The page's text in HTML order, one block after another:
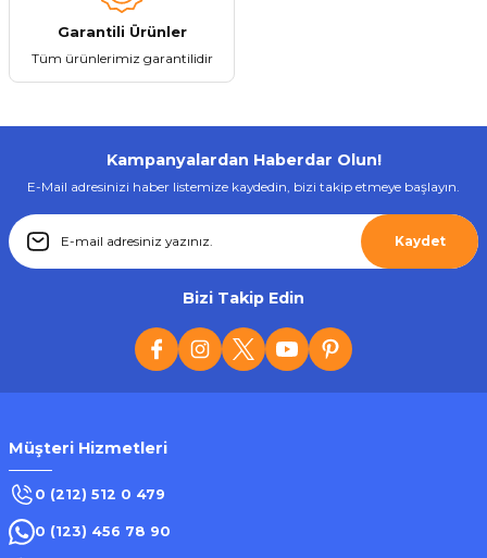
Garantili Ürünler
Tüm ürünlerimiz garantilidir
Kampanyalardan Haberdar Olun!
E-Mail adresinizi haber listemize kaydedin, bizi takip etmeye başlayın.
Kaydet
Bizi Takip Edin
Müşteri Hizmetleri
0 (212) 512 0 479
0 (123) 456 78 90